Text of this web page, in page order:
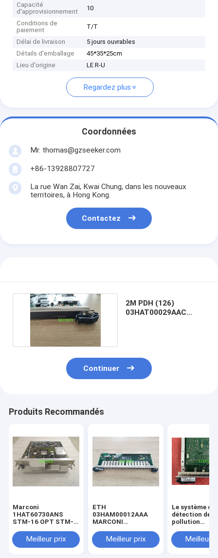
Capacité
d'approvisionnement
10
Conditions de
paiement
T/T
Délai de livraison
5 jours ouvrables
Détails d'emballage
45*35*25cm
Lieu d'origine
LE R-U
Regardez plus
Coordonnées
Mr. thomas@gzseeker.com
+86-13928807727
La rue Wan Zai, Kwai Chung, dans les nouveaux
territoires, à Hong Kong.
Contactez
2M PDH (126)
03HAT00029AAC
Continuer
Produits Recommandés
Marconi
1HAT60730ANS
STM-16 OPT STM-
Meilleur prix
ETH
03HAM00012AAA
MARCONI
Meilleur prix
Le système de
détection de la
pollution
être utilisé
détection de la
Meilleur